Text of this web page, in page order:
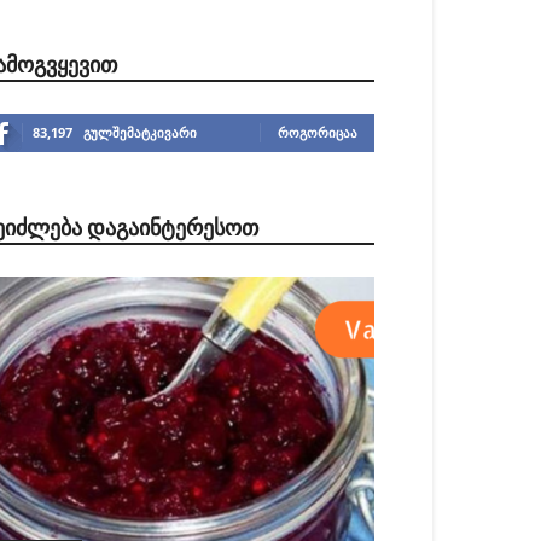
83,197 გულშემატკივარი ᲠᲝᲒᲝᲠᲘᲪᲐᲐ
ᲓᲐᲒᲐᲘᲜᲢᲔᲠᲔᲡᲝᲗ